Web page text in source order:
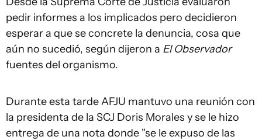
pedir informes a los implicados pero decidieron
esperar a que se concrete la denuncia, cosa que
aún no sucedió, según dijeron a El Observador
fuentes del organismo.
Durante esta tarde AFJU mantuvo una reunión con
la presidenta de la SCJ Doris Morales y se le hizo
entrega de una nota donde "se le expuso de las